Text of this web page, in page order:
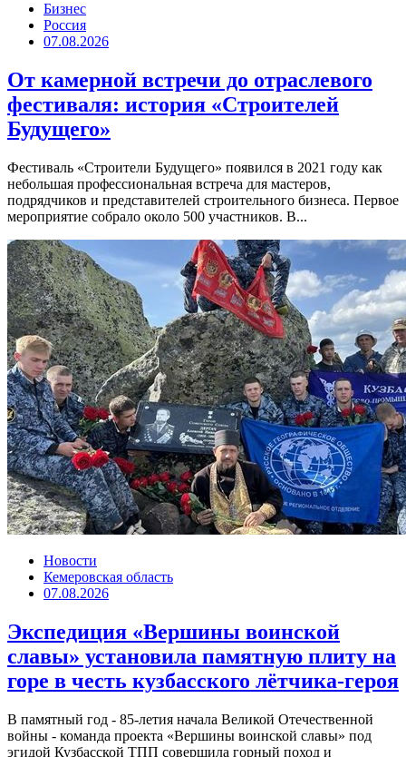
Бизнес
Россия
07.08.2026
От камерной встречи до отраслевого
фестиваля: история «Строителей
Будущего»
Фестиваль «Строители Будущего» появился в 2021 году как
небольшая профессиональная встреча для мастеров,
подрядчиков и представителей строительного бизнеса. Первое
мероприятие собрало около 500 участников. В...
Новости
Кемеровская область
07.08.2026
Экспедиция «Вершины воинской
славы» установила памятную плиту на
горе в честь кузбасского лётчика-героя
В памятный год - 85-летия начала Великой Отечественной
войны - команда проекта «Вершины воинской славы» под
эгидой Кузбасской ТПП совершила горный поход и